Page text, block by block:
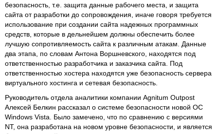
безопасность, т.е. защита данные рабочего места, и защита
сайта от разработки до сопровождения, иначе говоря требуется
использование при создании сайта надежных программных
средств, которые в дельнейшем должны обеспечить более
лучшую сопротивляемость сайта к различным атакам. Данные
два этапа, по словам Антона Воршневского, находятся под
ответственностью разработчика и заказчика сайта. Под
ответственностью хостера находятся уже безопасность сервера
виртуального хостинга и сетевая безопасность.
Руководитель отдела аналитики компании Agnitum Outpost
Алексей Белкин рассказал о системе безопасности новой ОС
Windows Vista. Было замечено, что по сравнению с версиями
NT, она разработана на новом уровне безопасности, и является